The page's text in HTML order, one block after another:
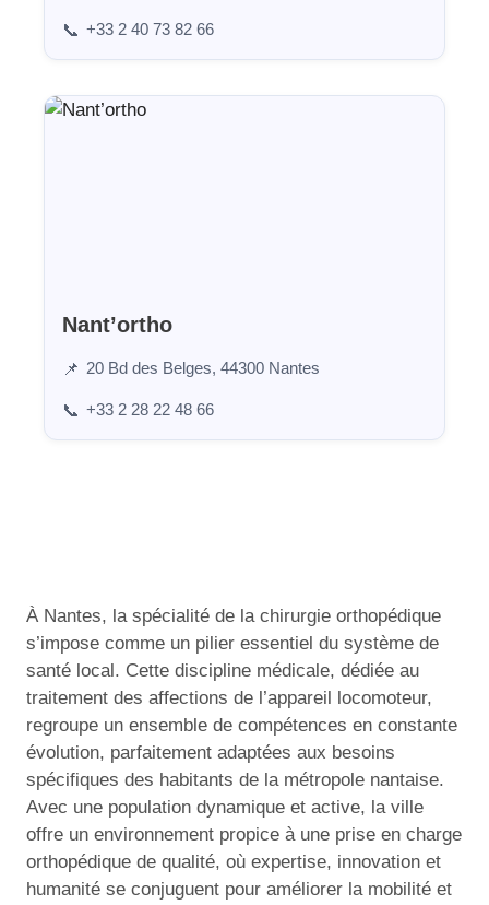
📞 +33 2 40 73 82 66
Nant’ortho
📌 20 Bd des Belges, 44300 Nantes
📞 +33 2 28 22 48 66
À Nantes, la spécialité de la chirurgie orthopédique
s’impose comme un pilier essentiel du système de
santé local. Cette discipline médicale, dédiée au
traitement des affections de l’appareil locomoteur,
regroupe un ensemble de compétences en constante
évolution, parfaitement adaptées aux besoins
spécifiques des habitants de la métropole nantaise.
Avec une population dynamique et active, la ville
offre un environnement propice à une prise en charge
orthopédique de qualité, où expertise, innovation et
humanité se conjuguent pour améliorer la mobilité et